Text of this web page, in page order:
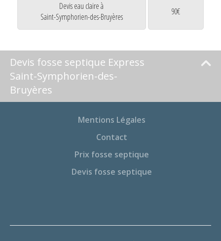
Devis eau claire à
Saint-Symphorien-des-Bruyères
90€
Devis fosse septique Express
Saint-Symphorien-des-
Bruyères
Mentions Légales
Contact
Prix fosse septique
Devis fosse septique